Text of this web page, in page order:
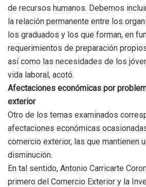
de recursos humanos. Debemos
la relación permanente entre los
los graduados y los que forman, en
requerimientos de preparación
así como las necesidades de los
vida laboral, acotó.
Afectaciones económicas por
exterior
Otro de los temas examinados
afectaciones económicas
comercio exterior, las que mantienen
disminución.
En tal sentido, Antonio Carricarte
primero del Comercio Exterior y la